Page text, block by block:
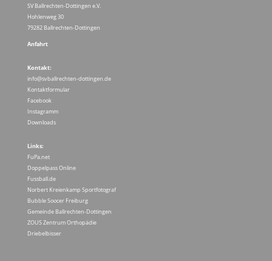
SV Ballrechten-Dottingen e.V.
Hohlenweg 30
79282 Ballrechten-Dottingen
Anfahrt
Kontakt:
info@svballrechten-dottingen.de
Kontaktformular
Facebook
Instagramm
Downloads
Links:
FuPa.net
Doppelpass Online
Fussball.de
Norbert Kreienkamp Sportfotograf
Bubble Soocer Freiburg
Gemeinde Ballrechten-Dottingen
ZOUS Zentrum Orthopädie
Driebelbisser